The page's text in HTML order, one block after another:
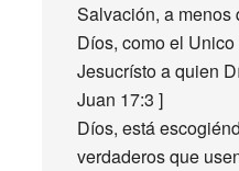
Salvación, a menos
Díos, como el
Jesucrísto a quien
Juan 17:3 ]
Díos, está
verdaderos que